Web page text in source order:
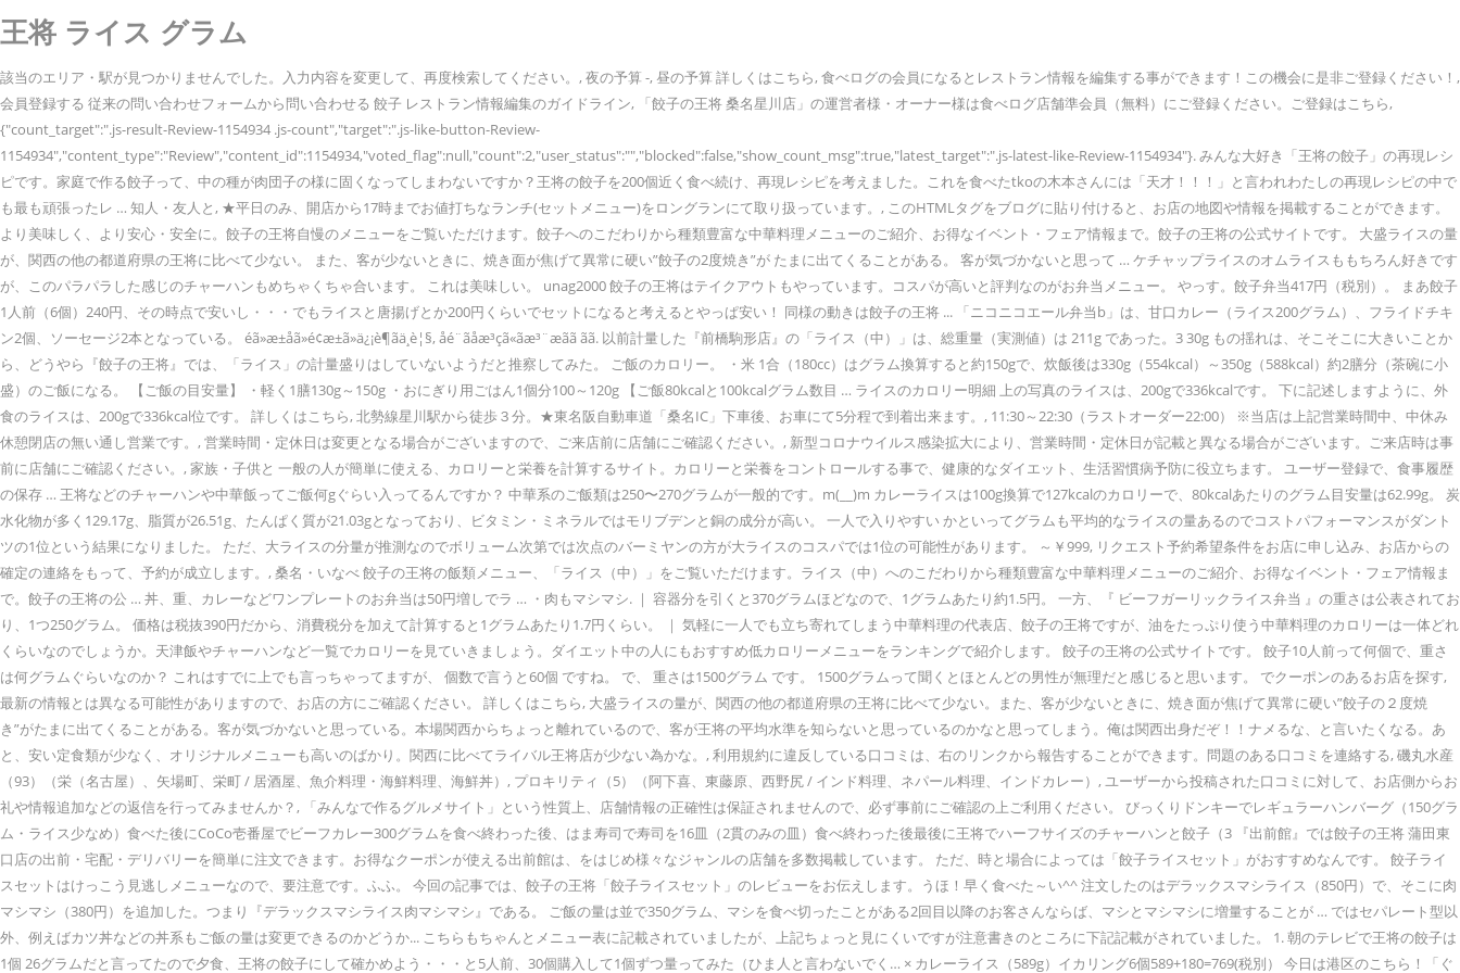
王将 ライス グラム
該当のエリア・駅が見つかりませんでした。入力内容を変更して、再度検索してください。, 夜の予算 -, 昼の予算 詳しくはこちら, 食べログの会員になるとレストラン情報を編集する事ができます！この機会に是非ご登録ください！,
会員登録する 従来の問い合わせフォームから問い合わせる 餃子 レストラン情報編集のガイドライン, 「餃子の王将 桑名星川店」の運営者様・オーナー様は食べログ店舗準会員（無料）にご登録ください。ご登録はこちら,
{"count_target":".js-result-Review-1154934 .js-count","target":".js-like-button-Review-
1154934","content_type":"Review","content_id":1154934,"voted_flag":null,"count":2,"user_status":"","blocked":false,"show_count_msg":true,"latest_target":".js-latest-like-Review-1154934"}. みんな大好き「王将の餃子」の再現レシ
ピです。家庭で作る餃子って、中の種が肉団子の様に固くなってしまわないですか？王将の餃子を200個近く食べ続け、再現レシピを考えました。これを食べたtkoの木本さんには「天才！！！」と言われわたしの再現レシピの中で
も最も頑張ったレ … 知人・友人と, ★平日のみ、開店から17時までお値打ちなランチ(セットメニュー)をロングランにて取り扱っています。, このHTMLタグをブログに貼り付けると、お店の地図や情報を掲載することができます。
より美味しく、より安心・安全に。餃子の王将自慢のメニューをご覧いただけます。餃子へのこだわりから種類豊富な中華料理メニューのご紹介、お得なイベント・フェア情報まで。餃子の王将の公式サイトです。 大盛ライスの量
が、関西の他の都道府県の王将に比べて少ない。 また、客が少ないときに、焼き面が焦げて異常に硬い”餃子の2度焼き”が たまに出てくることがある。 客が気づかないと思って … ケチャップライスのオムライスももちろん好きです
が、このパラパラした感じのチャーハンもめちゃくちゃ合います。 これは美味しい。 unag2000 餃子の王将はテイクアウトもやっています。コスパが高いと評判なのがお弁当メニュー。 やっす。餃子弁当417円（税別）。 まあ餃子
1人前（6個）240円、その時点で安いし・・・でもライスと唐揚げとか200円くらいでセットになると考えるとやっぱ安い！ 同様の動きは餃子の王将 ... 「ニコニコエール弁当b」は、甘口カレー（ライス200グラム）、フライドチキ
ン2個、ソーセージ2本となっている。 éã»æ±åã»é¢æ±ã»ä¿¡è¶ãä¸è¦§, åé¨ãåæ³ç­ã«ãæ³¨æãã ãã. 以前計量した『前橋駒形店』の「ライス（中）」は、総重量（実測値）は 211g であった。3 30g もの揺れは、そこそこに大きいことか
ら、どうやら『餃子の王将』では、「ライス」の計量盛りはしていないようだと推察してみた。 ご飯のカロリー。 ・米 1合（180cc）はグラム換算すると約150gで、炊飯後は330g（554kcal）～350g（588kcal）約2膳分（茶碗に小
盛）のご飯になる。 【ご飯の目安量】 ・軽く1膳130g～150g ・おにぎり用ごはん1個分100～120g 【ご飯80kcalと100kcalグラム数目 … ライスのカロリー明細 上の写真のライスは、200gで336kcalです。 下に記述しますように、外
食のライスは、200gで336kcal位です。 詳しくはこちら, 北勢線星川駅から徒歩３分。★東名阪自動車道「桑名IC」下車後、お車にて5分程で到着出来ます。, 11:30～22:30（ラストオーダー22:00） ※当店は上記営業時間中、中休み
休憩閉店の無い通し営業です。, 営業時間・定休日は変更となる場合がございますので、ご来店前に店舗にご確認ください。, 新型コロナウイルス感染拡大により、営業時間・定休日が記載と異なる場合がございます。ご来店時は事
前に店舗にご確認ください。, 家族・子供と 一般の人が簡単に使える、カロリーと栄養を計算するサイト。カロリーと栄養をコントロールする事で、健康的なダイエット、生活習慣病予防に役立ちます。 ユーザー登録で、食事履歴
の保存 … 王将などのチャーハンや中華飯ってご飯何gぐらい入ってるんですか？ 中華系のご飯類は250〜270グラムが一般的です。m(__)m カレーライスは100g換算で127kcalのカロリーで、80kcalあたりのグラム目安量は62.99g。 炭
水化物が多く129.17g、脂質が26.51g、たんぱく質が21.03gとなっており、ビタミン・ミネラルではモリブデンと銅の成分が高い。 一人で入りやすい かといってグラムも平均的なライスの量あるのでコストパフォーマンスがダント
ツの1位という結果になりました。 ただ、大ライスの分量が推測なのでボリューム次第では次点のバーミヤンの方が大ライスのコスパでは1位の可能性があります。 ～￥999, リクエスト予約希望条件をお店に申し込み、お店からの
確定の連絡をもって、予約が成立します。, 桑名・いなべ 餃子の王将の飯類メニュー、「ライス（中）」をご覧いただけます。ライス（中）へのこだわりから種類豊富な中華料理メニューのご紹介、お得なイベント・フェア情報ま
で。餃子の王将の公 … 丼、重、カレーなどワンプレートのお弁当は50円増しでラ … ・肉もマシマシ. ｜ 容器分を引くと370グラムほどなので、1グラムあたり約1.5円。 一方、『 ビーフガーリックライス弁当 』の重さは公表されてお
り、1つ250グラム。 価格は税抜390円だから、消費税分を加えて計算すると1グラムあたり1.7円くらい。 ｜ 気軽に一人でも立ち寄れてしまう中華料理の代表店、餃子の王将ですが、油をたっぷり使う中華料理のカロリーは一体どれ
くらいなのでしょうか。天津飯やチャーハンなど一覧でカロリーを見ていきましょう。ダイエット中の人にもおすすめ低カロリーメニューをランキングで紹介します。 餃子の王将の公式サイトです。 餃子10人前って何個で、重さ
は何グラムぐらいなのか？ これはすでに上でも言っちゃってますが、 個数で言うと60個 ですね。 で、 重さは1500グラム です。 1500グラムって聞くとほとんどの男性が無理だと感じると思います。 でクーポンのあるお店を探す,
最新の情報とは異なる可能性がありますので、お店の方にご確認ください。 詳しくはこちら, 大盛ライスの量が、関西の他の都道府県の王将に比べて少ない。また、客が少ないときに、焼き面が焦げて異常に硬い”餃子の２度焼
き”がたまに出てくることがある。客が気づかないと思っている。本場関西からちょっと離れているので、客が王将の平均水準を知らないと思っているのかなと思ってしまう。俺は関西出身だぞ！！ナメるな、と言いたくなる。あ
と、安い定食類が少なく、オリジナルメニューも高いのばかり。関西に比べてライバル王将店が少ない為かな。, 利用規約に違反している口コミは、右のリンクから報告することができます。問題のある口コミを連絡する, 磯丸水産
（93）（栄（名古屋）、矢場町、栄町 / 居酒屋、魚介料理・海鮮料理、海鮮丼）, プロキリティ（5）（阿下喜、東藤原、西野尻 / インド料理、ネパール料理、インドカレー）, ユーザーから投稿された口コミに対して、お店側からお
礼や情報追加などの返信を行ってみませんか？, 「みんなで作るグルメサイト」という性質上、店舗情報の正確性は保証されませんので、必ず事前にご確認の上ご利用ください。 びっくりドンキーでレギュラーハンバーグ（150グラ
ム・ライス少なめ）食べた後にCoCo壱番屋でビーフカレー300グラムを食べ終わった後、はま寿司で寿司を16皿（2貫のみの皿）食べ終わった後最後に王将でハーフサイズのチャーハンと餃子（3 『出前館』では餃子の王将 蒲田東
口店の出前・宅配・デリバリーを簡単に注文できます。お得なクーポンが使える出前館は、をはじめ様々なジャンルの店舗を多数掲載しています。 ただ、時と場合によっては「餃子ライスセット」がおすすめなんです。 餃子ライ
スセットはけっこう見逃しメニューなので、要注意です。ふふ。 今回の記事では、餃子の王将「餃子ライスセット」のレビューをお伝えします。うほ！早く食べた～い^^ 注文したのはデラックスマシライス（850円）で、そこに肉
マシマシ（380円）を追加した。つまり『デラックスマシライス肉マシマシ』である。 ご飯の量は並で350グラム、マシを食べ切ったことがある2回目以降のお客さんならば、マシとマシマシに増量することが … ではセパレート型以
外、例えばカツ丼などの丼系もご飯の量は変更できるのかどうか... こちらもちゃんとメニュー表に記載されていましたが、上記ちょっと見にくいですが注意書きのところに下記記載がされていました。 1. 朝のテレビで王将の餃子は
1個 26グラムだと言ってたので夕食、王将の餃子にして確かめよう・・・と5人前、30個購入して1個ずつ量ってみた（ひま人と言わないでく… × カレーライス（589g）イカリング6個589+180=769(税別） 今日は港区のこちら！「ぐ